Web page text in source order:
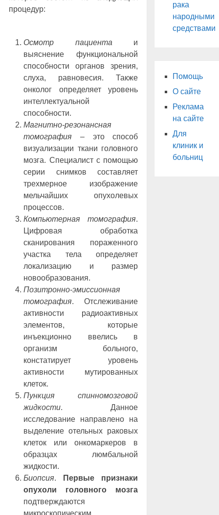
процедур:
Осмотр пациента и
выяснение функциональной
способности органов зрения,
слуха, равновесия. Также
онколог определяет уровень
интеллектуальной
способности.
Магнитно-резонансная
томография – это способ
визуализации ткани головного
мозга. Специалист с помощью
серии снимков составляет
трехмерное изображение
мельчайших опухолевых
процессов.
Компьютерная томография.
Цифровая обработка
сканирования пораженного
участка тела определяет
локализацию и размер
новообразования.
Позитронно-эмиссионная
томография. Отслеживание
активности радиоактивных
элементов, которые
инъекционно ввелись в
организм больного,
констатирует уровень
активности мутированных
клеток.
Пункция спинномозговой
жидкости. Данное
исследование направлено на
выделение отельных раковых
клеток или онкомаркеров в
образцах люмбальной
жидкости.
Биопсия.
Первые признаки
опухоли головного мозга
подтверждаются
микроскопическим
рака
народными
средствами
Помощь
О сайте
Реклама
на сайте
Для
клиник и
больниц